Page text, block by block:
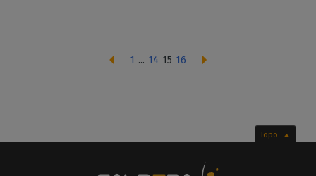
1 ... 14 15 16
Topo